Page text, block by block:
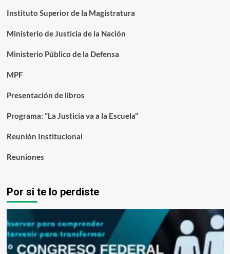
Instituto Superior de la Magistratura
Ministerio de Justicia de la Nación
Ministerio Público de la Defensa
MPF
Presentación de libros
Programa: "La Justicia va a la Escuela"
Reunión Institucional
Reuniones
Por si te lo perdiste